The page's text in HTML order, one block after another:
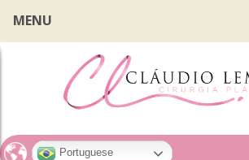
Portuguese
MENU